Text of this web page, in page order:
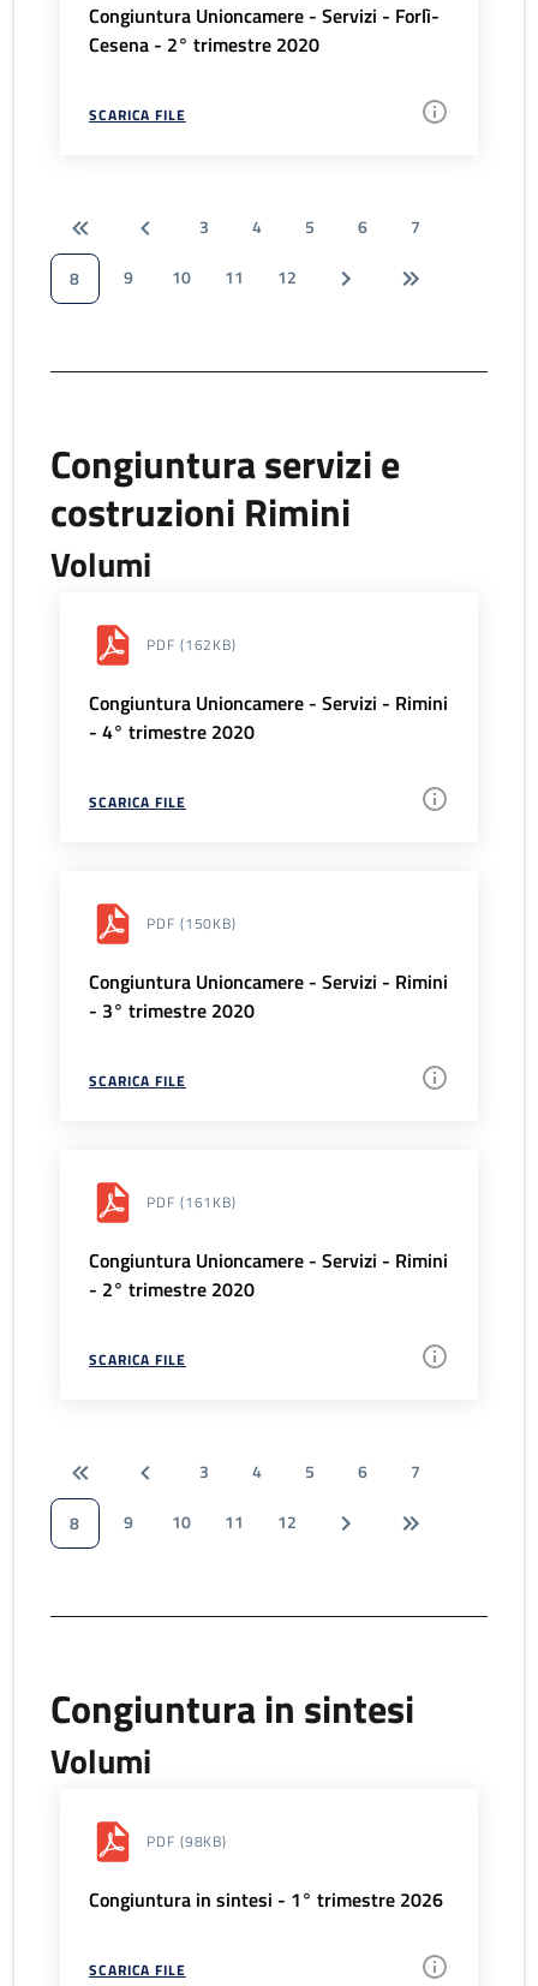
Congiuntura Unioncamere - Servizi - Forlì-
Cesena - 2° trimestre 2020
SCARICA FILE
3 4 5 6
7
8
9 10 11 12
Congiuntura servizi e
costruzioni Rimini
Volumi
PDF (162KB)
Congiuntura Unioncamere - Servizi - Rimini
- 4° trimestre 2020
SCARICA FILE
PDF (150KB)
Congiuntura Unioncamere - Servizi - Rimini
- 3° trimestre 2020
SCARICA FILE
PDF (161KB)
Congiuntura Unioncamere - Servizi - Rimini
- 2° trimestre 2020
SCARICA FILE
3 4 5 6
7
8
9 10 11 12
Congiuntura in sintesi
Volumi
PDF (98KB)
Congiuntura in sintesi - 1° trimestre 2026
SCARICA FILE